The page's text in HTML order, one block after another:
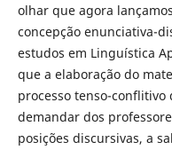
olhar que agora
concepção enunciativa-
estudos em Linguística
que a elaboração do
processo tenso-conflitivo
demandar dos
posições discursivas, a